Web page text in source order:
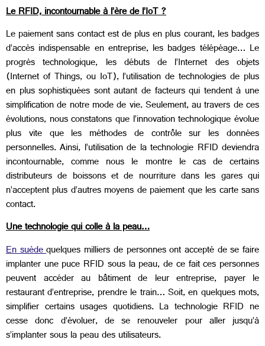
Le RFID, incontournable à l’ère de l’IoT ?
Le paiement sans contact est de plus en plus courant, les badges
d’accès indispensable en entreprise, les badges télépéage… Le
progrès technologique, les débuts de l’Internet des objets
(Internet of Things, ou IoT), l’utilisation de technologies de plus
en plus sophistiquées sont autant de facteurs qui tendent à une
simplification de notre mode de vie. Seulement, au travers de ces
évolutions, nous constatons que l’innovation technologique évolue
plus vite que les méthodes de contrôle sur les données
personnelles. Ainsi, l’utilisation de la technologie RFID deviendra
incontournable, comme nous le montre le cas de certains
distributeurs de boissons et de nourriture dans les gares qui
n’acceptent plus d’autres moyens de paiement que les carte sans
contact.
Une technologie qui colle à la peau…
En suèdequelques milliers de personnes ont accepté de se faire
implanter une puce RFID sous la peau, de ce fait ces personnes
peuvent accéder au bâtiment de leur entreprise, payer le
restaurant d’entreprise, prendre le train… Soit, en quelques mots,
simplifier certains usages quotidiens. La technologie RFID ne
cesse donc d’évoluer, de se renouveler pour aller jusqu’à
s’implanter sous la peau des utilisateurs.